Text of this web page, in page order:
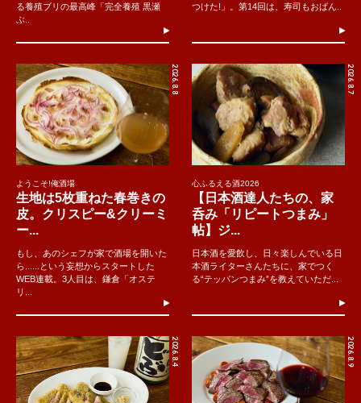
る養殖ブリの最高峰「完全養殖 黒瀬
ぶ..
つけた!」。第14回は、寿司もおばん..
2026.8.8
ようこそ!俺酒場
生地は5枚重ねた春巻きの
皮。クリスピー&クリーミ
ー...
もし、あのシェフが家で酒場を開いた
ら......という妄想からスタートした
WEB連載。3人目は、鎌倉「オステ
リ...
2026.8.7
心ふるえる酒2026
【日本酒達人たちの、家
呑み「リピートつまみ」
帖】ジ...
日本酒を愛飲し、日々楽しんでいる日
本酒ライターさんたちに、家でつく
る“テッパンつまみ”を教えていただ...
2026.8.4 2026.8.9